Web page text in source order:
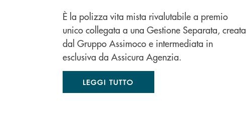
È la polizza vita mista rivalutabile a premio
unico collegata a una Gestione Separata, creata
dal Gruppo Assimoco e intermediata in
esclusiva da Assicura Agenzia.
LEGGI TUTTO